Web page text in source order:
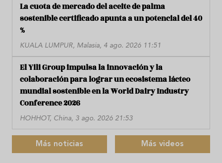
La cuota de mercado del aceite de palma
sostenible certificado apunta a un potencial del 40
%
KUALA LUMPUR, Malasia, 4 ago. 2026 11:51
El Yili Group impulsa la innovación y la
colaboración para lograr un ecosistema lácteo
mundial sostenible en la World Dairy Industry
Conference 2026
HOHHOT, China, 3 ago. 2026 21:53
Más noticias Más videos